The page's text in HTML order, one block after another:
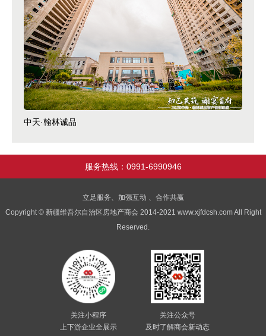
中天·翰林诚品
服务热线：0991-6990946
立足服务、加强互动 、合作共赢
Copyright © 新疆维吾尔自治区房地产商会 2014-2021 www.xjfdcsh.com All Right
Reserved.
关注小程序
上下游企业全展示
关注公众号
及时了解商会新动态